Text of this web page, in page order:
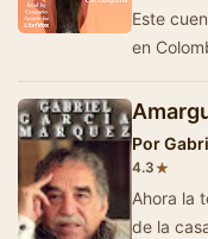
Este
en
Por
4.3★
Ahora la
de la casa. Alguien nos dijo, antes